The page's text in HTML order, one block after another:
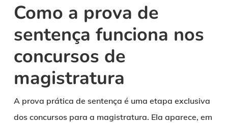
Como a prova de
sentença funciona nos
concursos de
magistratura
A prova prática de sentença é uma etapa exclusiva
dos concursos para a magistratura. Ela aparece, em